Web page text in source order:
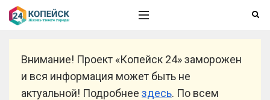
Внимание! Проект «Копейск 24» заморожен
и вся информация может быть не
актуальной! Подробнее здесь. По всем